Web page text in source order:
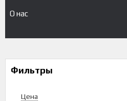
О нас
Фильтры
Цена